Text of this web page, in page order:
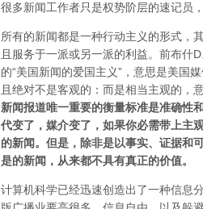
很多新闻工作者只是权势阶层的速记员
所有的新闻都是一种行动主义的形式
且服务于一派或另一派的利益。前布什
的“美国新闻的爱国主义”，意思是美国
且绝对不是客观的：而是相当主观的，
新闻报道唯一重要的衡量标准是准确性
代变了，媒介变了，如果你必需带上主
的新闻。但是，除非是以事实、证据和
是的新闻，从来都不具有真正的价值。
计算机科学已经迅速创造出了一种信息